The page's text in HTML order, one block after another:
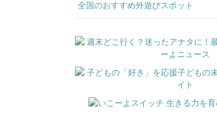
全国のおすすめ外遊びスポット